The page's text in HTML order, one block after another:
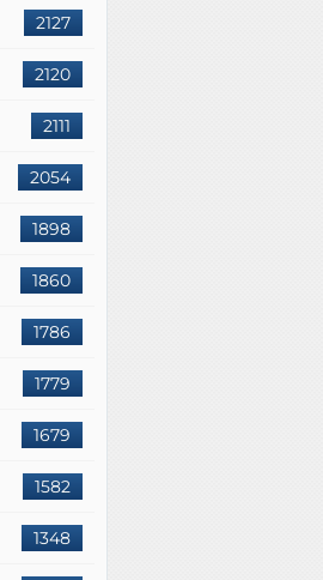
2127
2120
2111
2054
1898
1860
1786
1779
1679
1582
1348